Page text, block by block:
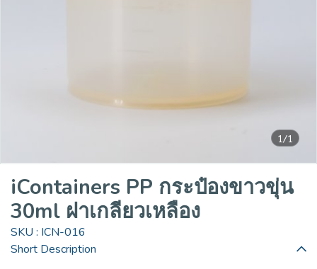
1/1
iContainers PP กระป๋องขาวขุ่น
30ml ฝาเกลียวเหลือง
SKU : ICN-016
Short Description